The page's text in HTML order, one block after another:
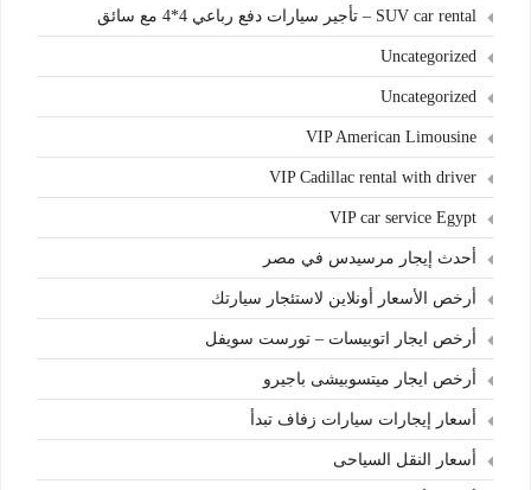
SUV car rental – تأجير سيارات دفع رباعي 4*4 مع سائق
Uncategorized
Uncategorized
VIP American Limousine
VIP Cadillac rental with driver
VIP car service Egypt
أحدث إيجار مرسيدس في مصر
أرخص الأسعار أونلاين لاستئجار سيارتك
أرخص ايجار اتوبيسات – تورست سويفل
أرخص ايجار ميتسوبيشى باجيرو
أسعار إيجارات سيارات زفاف تبدأ
أسعار النقل السياحى